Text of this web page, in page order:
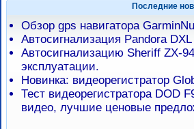
Последние
Обзор gps навигатора
Автосигнализация Pandora
Автосигнализацию Sheriff ZX-
эксплуатации.
Новинка: видеорегистратор
Теcт видеорегистратора DOD
видео, лучшие ценовые